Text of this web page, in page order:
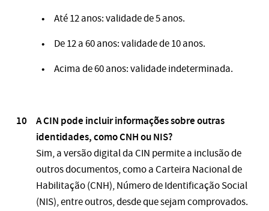
Até 12 anos: validade de 5 anos.
De 12 a 60 anos: validade de 10 anos.
Acima de 60 anos: validade indeterminada​.
A CIN pode incluir informações sobre outras
identidades, como CNH ou NIS?
Sim, a versão digital da CIN permite a inclusão de
outros documentos, como a Carteira Nacional de
Habilitação (CNH), Número de Identificação Social
(NIS), entre outros, desde que sejam comprovados​.